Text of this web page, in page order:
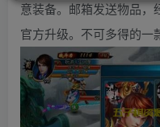
意装备。邮箱发送物品，
官方升级。不可多得的一